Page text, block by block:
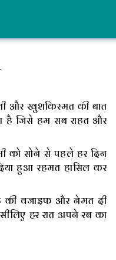
और खुशकिस्मत की बात
है जिसे हम सब राहत और
को सोने से पहले हर दिन
हुआ रहमत हासिल कर
की वजाइफ और नेमत दी
हर रात अपने रब का